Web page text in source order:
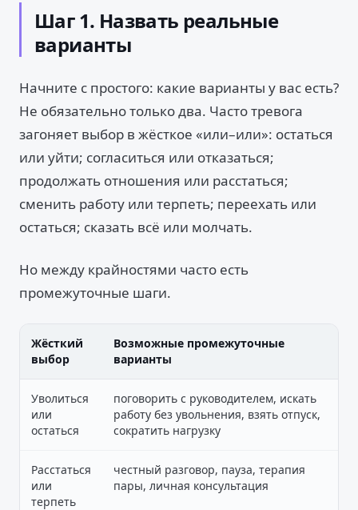
Шаг 1. Назвать реальные
варианты
Начните с простого: какие варианты у вас есть?
Не обязательно только два. Часто тревога
загоняет выбор в жёсткое «или–или»: остаться
или уйти; согласиться или отказаться;
продолжать отношения или расстаться;
сменить работу или терпеть; переехать или
остаться; сказать всё или молчать.
Но между крайностями часто есть
промежуточные шаги.
Жёсткий
выбор
Возможные промежуточные
варианты
Уволиться
или
остаться
поговорить с руководителем, искать
работу без увольнения, взять отпуск,
сократить нагрузку
Расстаться
или
терпеть
честный разговор, пауза, терапия
пары, личная консультация